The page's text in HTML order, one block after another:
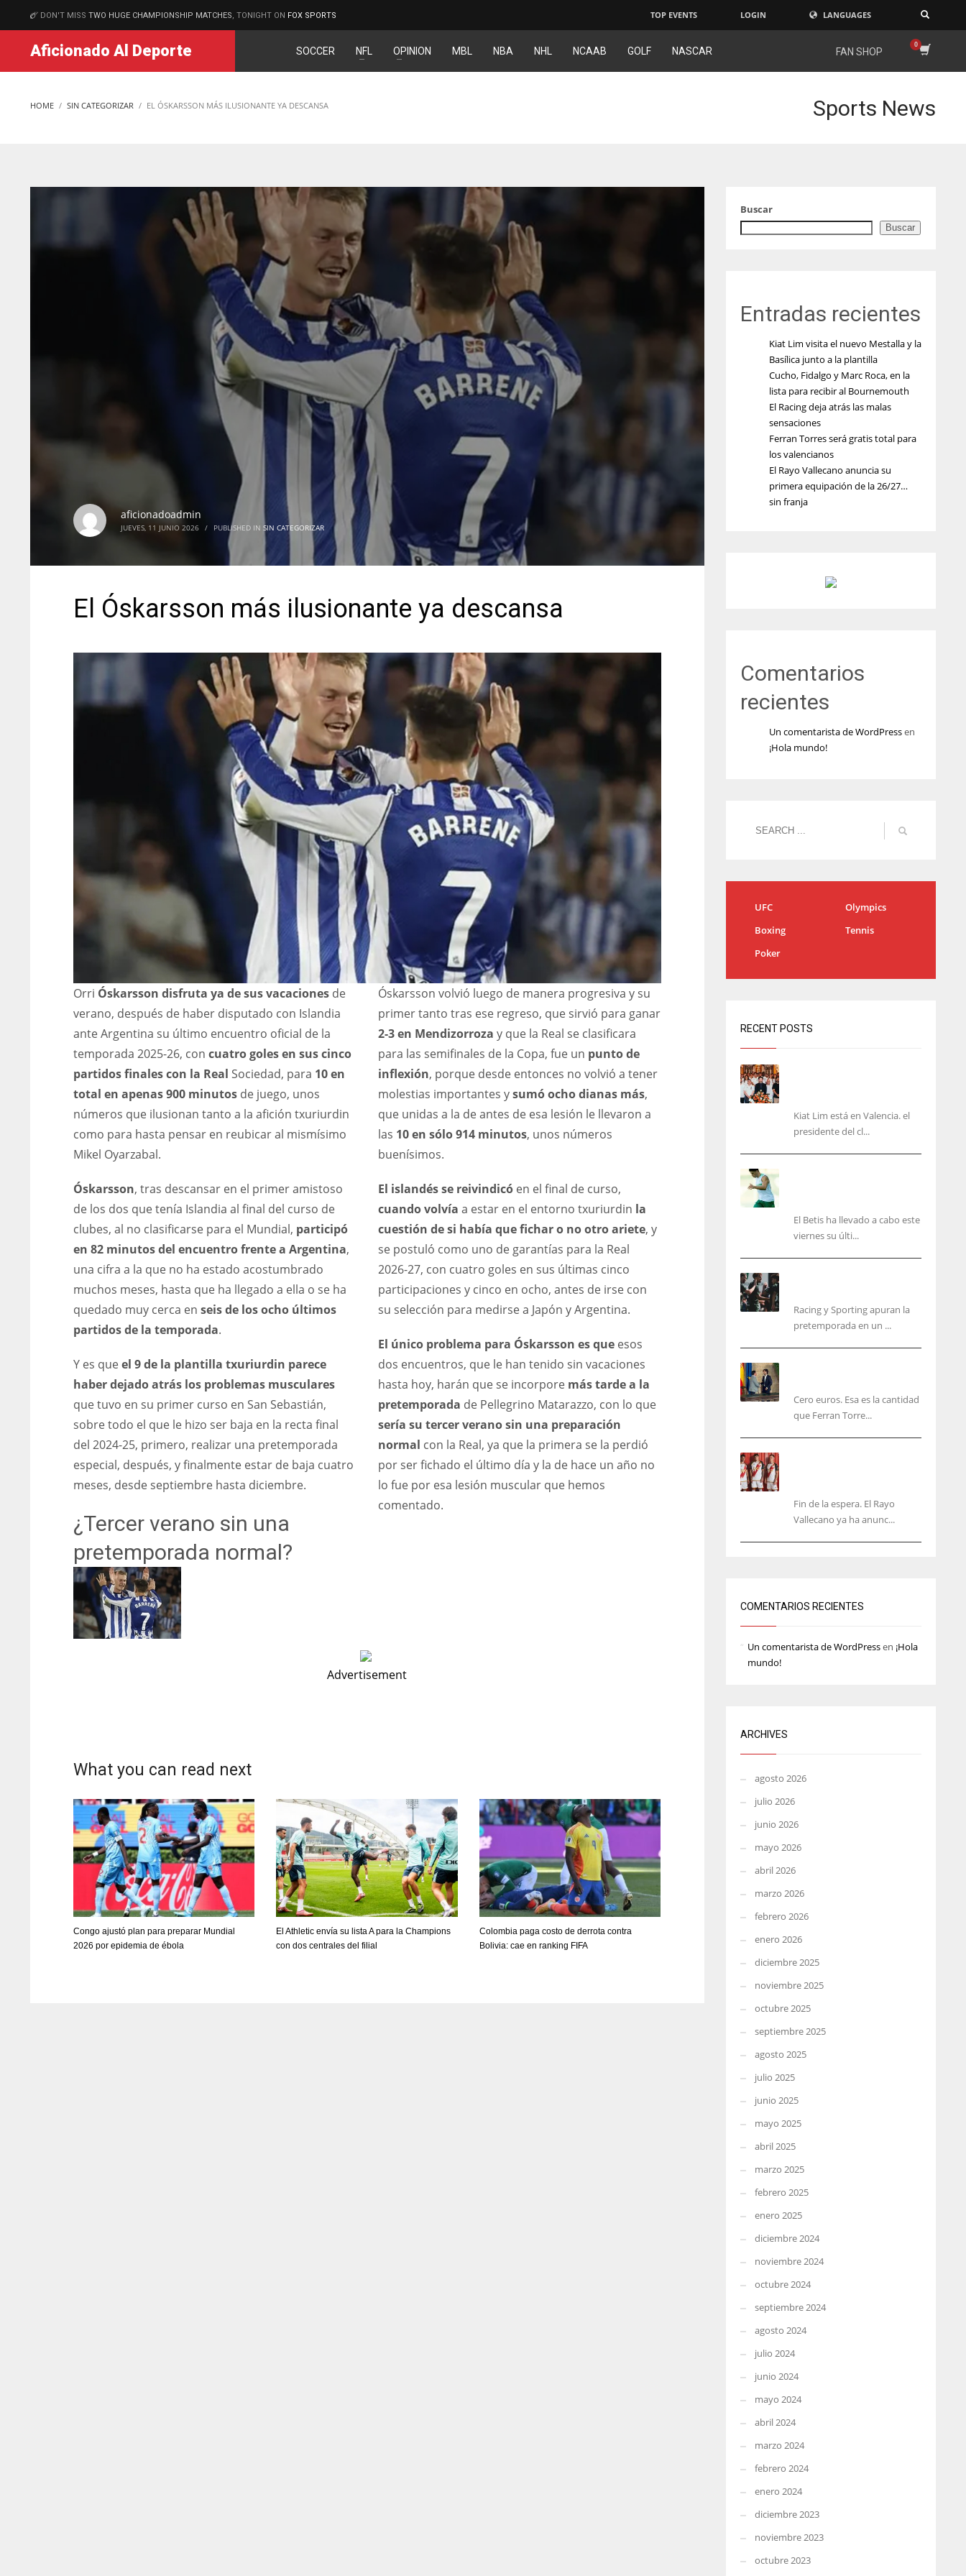
MATCHES
NYJ
3
ATL MIA
26
DON'T MISS TWO HUGE CHAMPIONSHIP MATCHES , TONIGHT ON FOX SPORTS TOP EVENTS LOGIN LANGUAGES
Aficionado Al Deporte SOCCER NFL OPINION MBL NBA NHL NCAAB GOLF NASCAR FAN SHOP
HOME SIN CATEGORIZAR EL ÓSKARSSON MÁS ILUSIONANTE YA DESCANSA Sports News
aficionadoadmin
JUEVES, 11 JUNIO 2026 / PUBLISHED IN SIN CATEGORIZAR
El Óskarsson más ilusionante ya descansa
Orri Óskarsson disfruta ya de sus vacaciones de
verano, después de haber disputado con Islandia
ante Argentina su último encuentro oficial de la
temporada 2025-26, con cuatro goles en sus cinco
partidos finales con la Real Sociedad, para 10 en
total en apenas 900 minutos de juego, unos
números que ilusionan tanto a la afición txuriurdin
como para hasta pensar en reubicar al mismísimo
Mikel Oyarzabal.
Óskarsson, tras descansar en el primer amistoso
de los dos que tenía Islandia al final del curso de
clubes, al no clasificarse para el Mundial, participó
en 82 minutos del encuentro frente a Argentina,
una cifra a la que no ha estado acostumbrado
muchos meses, hasta que ha llegado a ella o se ha
quedado muy cerca en seis de los ocho últimos
partidos de la temporada.
Y es queel 9 de la plantilla txuriurdin parece
haber dejado atrás los problemas musculares
que tuvo en su primer curso en San Sebastián,
sobre todo el que le hizo ser baja en la recta final
del 2024-25, primero, realizar una pretemporada
especial, después, y finalmente estar de baja cuatro
meses, desde septiembre hasta diciembre.
¿Tercer verano sin una
pretemporada normal?
Óskarsson volvió luego de manera progresiva y su
primer tanto tras ese regreso, que sirvió para ganar
2-3 en Mendizorroza y que la Real se clasificara
para las semifinales de la Copa, fue un punto de
inflexión, porque desde entonces no volvió a tener
molestias importantes ysumó ocho dianas más,
que unidas a la de antes de esa lesión le llevaron a
las 10 en sólo 914 minutos, unos números
buenísimos.
El islandés se reivindicóen el final de curso,
cuando volvía a estar en el entorno txuriurdin la
cuestión de si había que fichar o no otro ariete, y
se postuló como uno de garantías para la Real
2026-27, con cuatro goles en sus últimas cinco
participaciones y cinco en ocho, antes de irse con
su selección para medirse a Japón y Argentina.
El único problema para Óskarsson es queesos
dos encuentros, que le han tenido sin vacaciones
hasta hoy, harán que se incorpore más tarde a la
pretemporada de Pellegrino Matarazzo, con lo que
sería su tercer verano sin una preparación
normal con la Real, ya que la primera se la perdió
por ser fichado el último día y la de hace un año no
lo fue por esa lesión muscular que hemos
comentado.
Advertisement
What you can read next
Congo ajustó plan para preparar Mundial
2026 por epidemia de ébola
El Athletic envía su lista A para la Champions
con dos centrales del filial
Colombia paga costo de derrota contra
Bolivia: cae en ranking FIFA
Buscar
Buscar
Entradas recientes
Kiat Lim visita el nuevo Mestalla y la
Basílica junto a la plantilla
Cucho, Fidalgo y Marc Roca, en la
lista para recibir al Bournemouth
El Racing deja atrás las malas
sensaciones
Ferran Torres será gratis total para
los valencianos
El Rayo Vallecano anuncia su
primera equipación de la 26/27…
sin franja
Comentarios
recientes
Un comentarista de WordPressen
¡Hola mundo!
UFC
Olympics
Boxing
Tennis
Poker
RECENT POSTS
Kiat Lim está en Valencia. el
presidente del cl...
El Betis ha llevado a cabo este
viernes su últi...
Racing y Sporting apuran la
pretemporada en un ...
Cero euros. Esa es la cantidad
que Ferran Torre...
Fin de la espera. El Rayo
Vallecano ya ha anunc...
COMENTARIOS RECIENTES
Un comentarista de WordPressen ¡Hola
mundo!
ARCHIVES
agosto 2026
julio 2026
junio 2026
mayo 2026
abril 2026
marzo 2026
febrero 2026
enero 2026
diciembre 2025
noviembre 2025
octubre 2025
septiembre 2025
agosto 2025
julio 2025
junio 2025
mayo 2025
abril 2025
marzo 2025
febrero 2025
enero 2025
diciembre 2024
noviembre 2024
octubre 2024
septiembre 2024
agosto 2024
julio 2024
junio 2024
mayo 2024
abril 2024
marzo 2024
febrero 2024
enero 2024
diciembre 2023
noviembre 2023
octubre 2023